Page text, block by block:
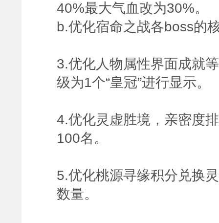
40%最大气血改为30%。
b.优化宿命之战各boss的
3.优化人物属性界面成就
级为1个“皇冠”进行显示。
4.优化灵虚胜境，亲密度
100名。
5.优化桃源寻缘积分兑换
数量。